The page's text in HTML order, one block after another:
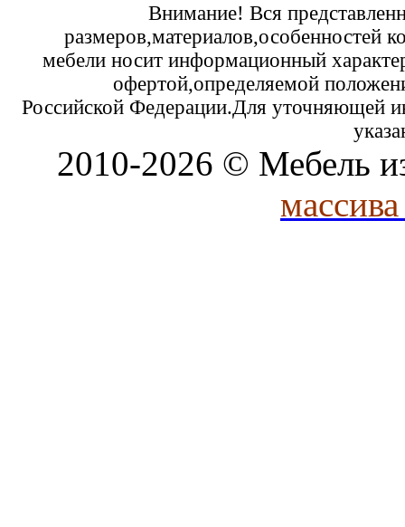
Внимание! Вся
размеров,материалов,особенностей
мебели носит информационный
офертой,определяемой
Российской Федерации.Для уточняющей
2010-2026 © Мебель